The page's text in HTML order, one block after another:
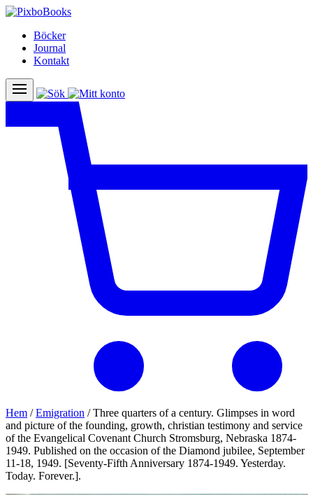
Böcker
Journal
Kontakt
Hem / Emigration /Three quarters of a century. Glimpses in word
and picture of the founding, growth, christian testimony and service
of the Evangelical Covenant Church Stromsburg, Nebraska 1874-
1949. Published on the occasion of the Diamond jubilee, September
11-18, 1949. [Seventy-Fifth Anniversary 1874-1949. Yesterday.
Today. Forever.].